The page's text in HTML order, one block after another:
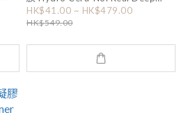
Mask Sheet (OY117)
HK$41.00 ~ HK$479.00
HK$549.00